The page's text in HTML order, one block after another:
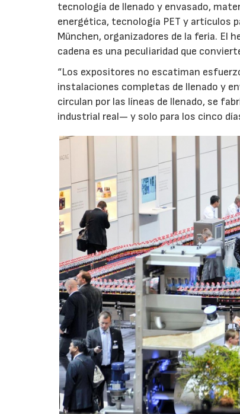
tecnología de llenado y envasado,
energética, tecnología PET y artículos
München, organizadores de la feria. El
cadena es una peculiaridad que
“Los expositores no escatiman
instalaciones completas de llenado y
circulan por las líneas de llenado, se
industrial real— y solo para los cinco